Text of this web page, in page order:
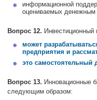
информационной
оцениваемых денежным
Вопрос 12. Инвестиционный
может
предприятия и
это самостоятельный
Вопрос 13. Инновационные
следующим образом: